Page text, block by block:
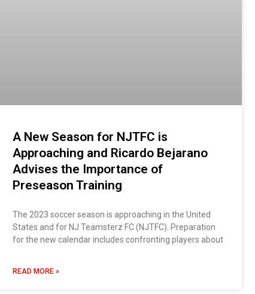
A New Season for NJTFC is
Approaching and Ricardo Bejarano
Advises the Importance of
Preseason Training
The 2023 soccer season is approaching in the United
States and for NJ Teamsterz FC (NJTFC). Preparation
for the new calendar includes confronting players about
READ MORE »